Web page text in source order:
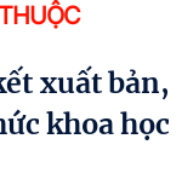
khoa học